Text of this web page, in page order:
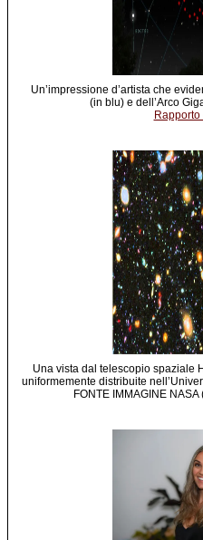
Un’impressione d’artista che
(in blu) e dell’Arco
Una vista dal telescopio spaziale
uniformemente distribuite
FONTE IMMAGINE